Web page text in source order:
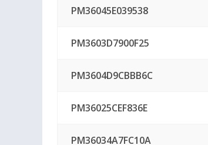
PM36045E039538
PM3603D7900F25
PM3604D9CBBB6C
PM36025CEF836E
PM36034A7FC10A